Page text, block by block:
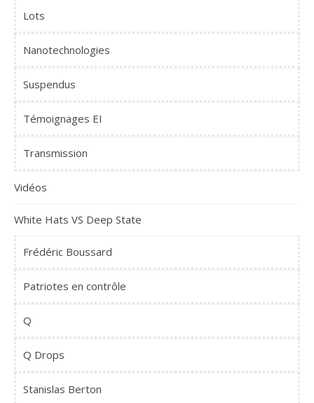
Lots
Nanotechnologies
Suspendus
Témoignages EI
Transmission
Vidéos
White Hats VS Deep State
Frédéric Boussard
Patriotes en contrôle
Q
Q Drops
Stanislas Berton